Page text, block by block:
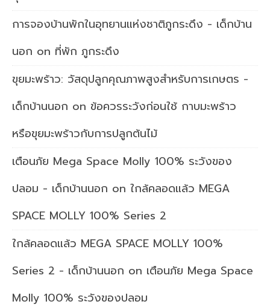
การจองบ้านพักในอุทยานแห่งชาติภูกระดึง - เด็กบ้าน
นอก on ที่พัก ภูกระดึง
ขุยมะพร้าว: วัสดุปลูกคุณภาพสูงสำหรับการเกษตร -
เด็กบ้านนอก on ข้อควรระวังก่อนใช้ กาบมะพร้าว
หรือขุยมะพร้าวกับการปลูกต้นไม้
เตือนภัย Mega Space Molly 100% ระวังของ
ปลอม - เด็กบ้านนอก on ใกล้คลอดแล้ว MEGA
SPACE MOLLY 100% Series 2
ใกล้คลอดแล้ว MEGA SPACE MOLLY 100%
Series 2 - เด็กบ้านนอก on เตือนภัย Mega Space
Molly 100% ระวังของปลอม